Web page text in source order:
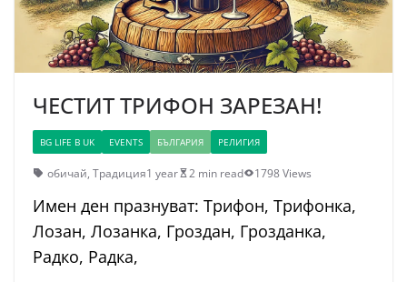
ЧЕСТИТ ТРИФОН ЗАРЕЗАН!
BG LIFE В UK EVENTS БЪЛГАРИЯ РЕЛИГИЯ
обичай, Традиция1 year 2 min read 1798 Views
Имен ден празнуват: Трифон, Трифонка,
Лозан, Лозанка, Гроздан, Грозданка,
Радко, Радка,